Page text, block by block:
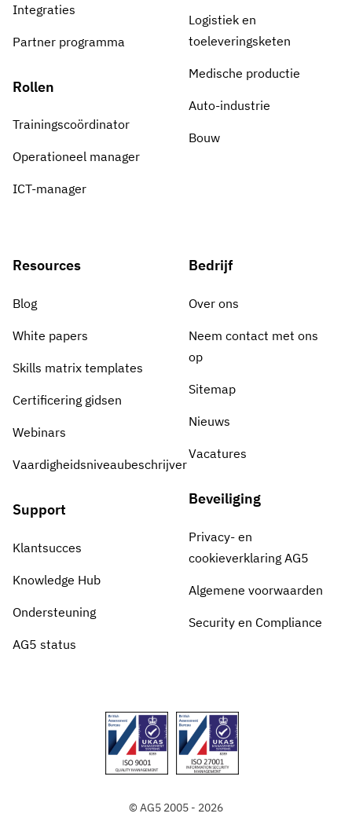
Integraties
Partner programma
Rollen
Trainingscoördinator
Operationeel manager
ICT-manager
Logistiek en
toeleveringsketen
Medische productie
Auto-industrie
Bouw
Resources
Blog
White papers
Skills matrix templates
Certificering gidsen
Webinars
Vaardigheidsniveaubeschrijver
Support
Klantsucces
Knowledge Hub
Ondersteuning
AG5 status
Bedrijf
Over ons
Neem contact met ons
op
Sitemap
Nieuws
Vacatures
Beveiliging
Privacy- en
cookieverklaring AG5
Algemene voorwaarden
Security en Compliance
© AG5 2005 - 2026